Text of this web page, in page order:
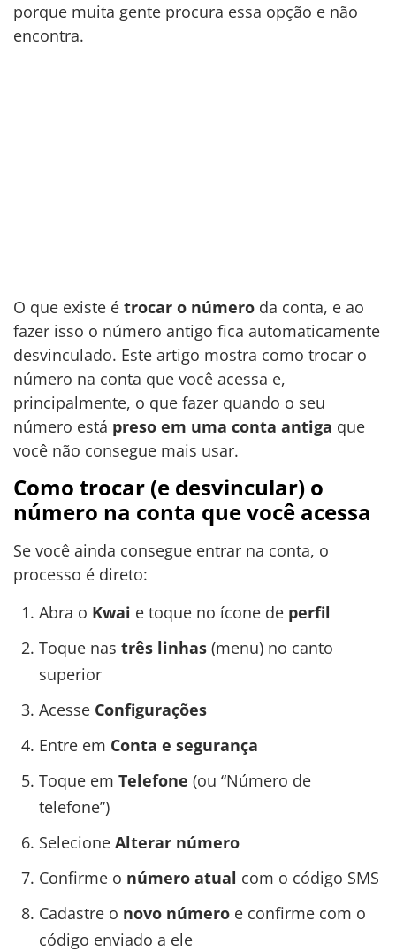
porque muita gente procura essa opção e não
encontra.
O que existe é trocar o número da conta, e ao
fazer isso o número antigo fica automaticamente
desvinculado. Este artigo mostra como trocar o
número na conta que você acessa e,
principalmente, o que fazer quando o seu
número está preso em uma conta antiga que
você não consegue mais usar.
Como trocar (e desvincular) o
número na conta que você acessa
Se você ainda consegue entrar na conta, o
processo é direto:
Abra o Kwai e toque no ícone de perfil
Toque nas três linhas(menu) no canto
superior
Acesse Configurações
Entre em Conta e segurança
Toque em Telefone (ou “Número de
telefone”)
Selecione Alterar número
Confirme o número atual com o código SMS
Cadastre o novo númeroe confirme com o
código enviado a ele